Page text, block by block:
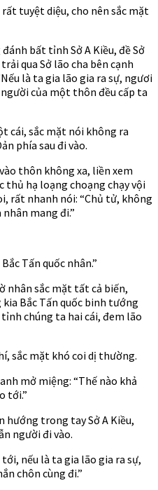
tuyệt diệu, cho nên sắc mặt
bất tỉnh Sở A Kiều, đề Sở
qua Sở lão cha bên cạnh
là ta gia lão gia ra sự, ngươi
của một thôn đều cấp ta
cái, sắc mặt nói không ra
phía sau đi vào.
thôn không xa, liền xem
thủ hạ loạng choạng chạy vội
rất nhanh nói: “Chủ tử, không
mang đi.”
Tấn quốc nhân.”
nhân sắc mặt tất cả biến,
Bắc Tấn quốc binh tướng
chúng ta hai cái, đem lão
sắc mặt khó coi dị thường.
mở miệng: “Thế nào khả
tới.”
hướng trong tay Sở A Kiều,
người đi vào.
nếu là ta gia lão gia ra sự,
chôn cùng đi.”